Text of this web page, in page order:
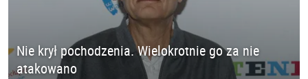
Nie krył pochodzenia. Wielokrotnie go za nie
atakowano